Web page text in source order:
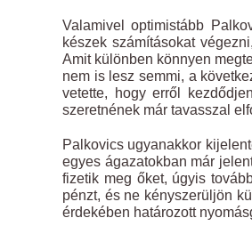
Valamivel optimistább
készek számításokat
Amit különben könnyen
nem is lesz semmi, a
vetette, hogy erről
szeretnének már tavasszal
Palkovics ugyanakkor
egyes ágazatokban már
fizetik meg őket, úgyis
pénzt, és ne kényszerüljön
érdekében határozott